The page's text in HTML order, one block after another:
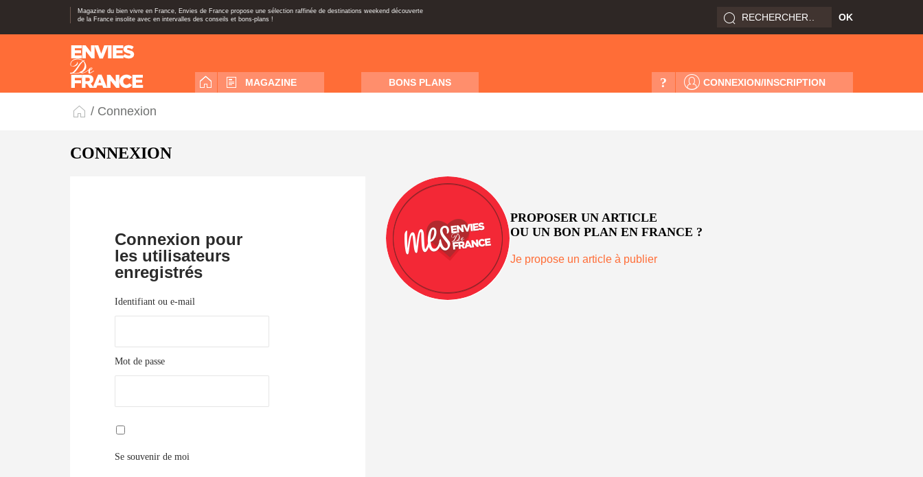
Magazine du bien vivre en France, Envies de France propose une sélection raffinée de destinations weekend découverte
de la France insolite avec en intervalles des conseils et bons-plans !
MAGAZINE BONS PLANS CONNEXION/INSCRIPTION
?
/ Connexion
CONNEXION
Connexion pour
les utilisateurs
enregistrés
Identifiant ou e-mail
Mot de passe
Se souvenir de moi
PROPOSER UN ARTICLE
OU UN BON PLAN EN FRANCE ?
Je propose un article à publier